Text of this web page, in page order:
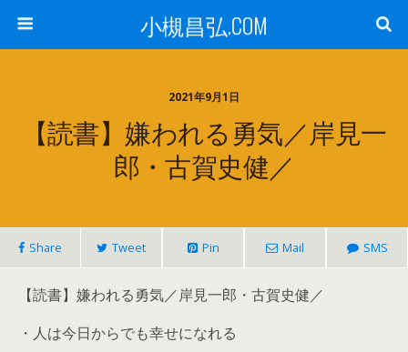
小槻昌弘.COM
2021年9月1日
【読書】嫌われる勇気／岸見一
郎・古賀史健／
Share Tweet Pin Mail SMS
【読書】嫌われる勇気／岸見一郎・古賀史健／
・人は今日からでも幸せになれる